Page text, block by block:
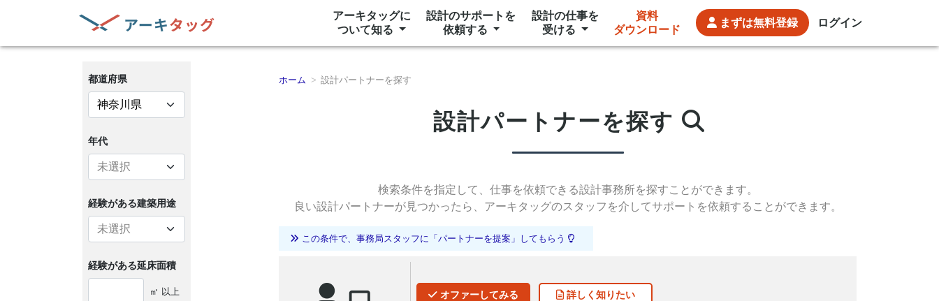
アーキタッグに
ついて知る
設計のサポートを
依頼する
設計の仕事を
受ける
資料
ダウンロード
まずは無料登録 ログイン
都道府県
年代
経験がある建築用途
経験がある延床面積
㎡ 以上
ホーム 設計パートナーを探す
設計パートナーを探す
検索条件を指定して、 仕事を依頼できる設計事務所を探すことができます。
良い設計パートナーが見つかったら、 アーキタッグのスタッフを介してサポートを依頼することができます。
この条件で、事務局スタッフに「パートナーを提案」してもらう
オファーしてみる 詳しく 知りたい